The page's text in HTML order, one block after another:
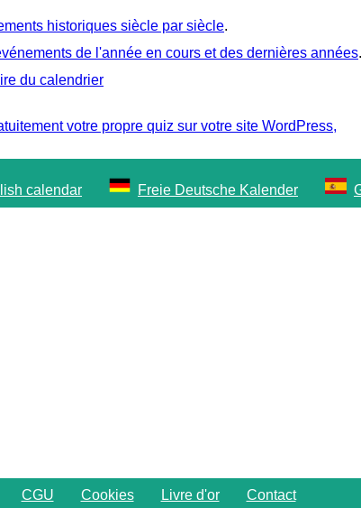
historiques siècle par siècle.
de l'année en cours et des dernières années.
du calendrier
votre propre quiz sur votre site WordPress,
calendar Freie Deutsche Kalender
CGU Cookies Livre d'or Contact